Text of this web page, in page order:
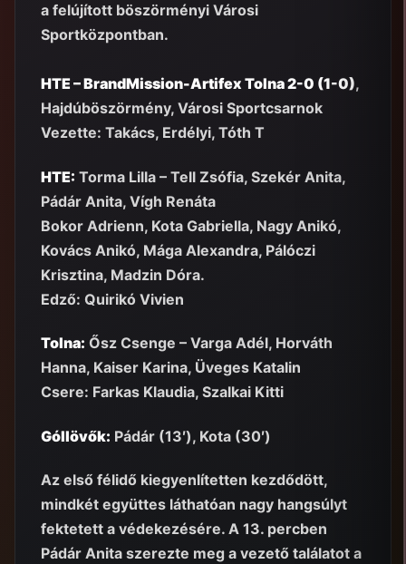
a felújított böszörményi Városi
Sportközpontban.
HTE – BrandMission-Artifex Tolna 2-0 (1-0),
Hajdúböszörmény, Városi Sportcsarnok
Vezette: Takács, Erdélyi, Tóth T
HTE: Torma Lilla – Tell Zsófia, Szekér Anita,
Pádár Anita, Vígh Renáta
Bokor Adrienn, Kota Gabriella, Nagy Anikó,
Kovács Anikó, Mága Alexandra, Pálóczi
Krisztina, Madzin Dóra.
Edző: Quirikó Vivien
Tolna: Ősz Csenge – Varga Adél, Horváth
Hanna, Kaiser Karina, Üveges Katalin
Csere: Farkas Klaudia, Szalkai Kitti
Góllövők: Pádár (13′), Kota (30′)
Az első félidő kiegyenlítetten kezdődött,
mindkét együttes láthatóan nagy hangsúlyt
fektetett a védekezésére. A 13. percben
Pádár Anita szerezte meg a vezető találatot a